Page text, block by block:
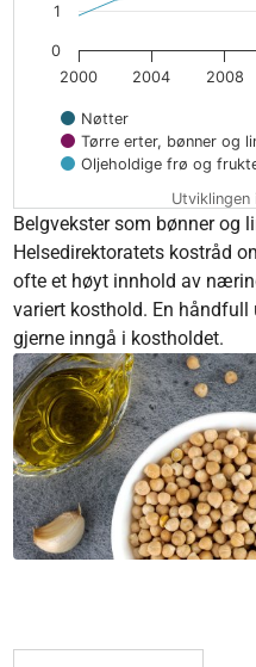
Nøtter
Tørre erter, bønner og
Oljeholdige frø og
2000 2004 2008
0
1
End of interactive chart.
Belgvekster som bønner og
Helsedirektoratets kostråd
ofte et høyt innhold av
variert kosthold. En
gjerne inngå i kostholdet.